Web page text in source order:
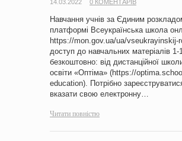
14.03.2022 0 КОМЕНТАРІВ
Навчання учнів за Єдиним
платформі Всеукраїнська школа
https://mon.gov.ua/ua/vseukrayinskij-
доступ до навчальних матеріалів 1-
безкоштовно: від дистанційної
освіти «Оптіма» (https://
education). Потрібно
вказати свою електронну…
Читати повністю